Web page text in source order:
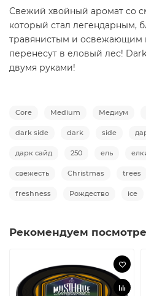
Свежий хвойный аромат со
который стал легендарным,
травянистым и освежающим
перенесут в еловый лес!
двумя руками!
Core Medium Медиум
dark side dark side
дарк сайд 250 ель
свежесть Christmas trees
freshness Рождество ice
Рекомендуем